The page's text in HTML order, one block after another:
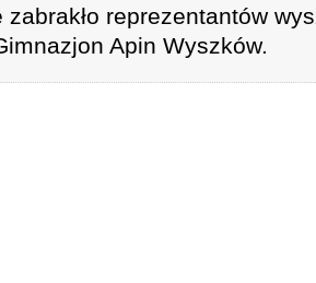
zabrakło reprezentantów
Apin Wyszków.